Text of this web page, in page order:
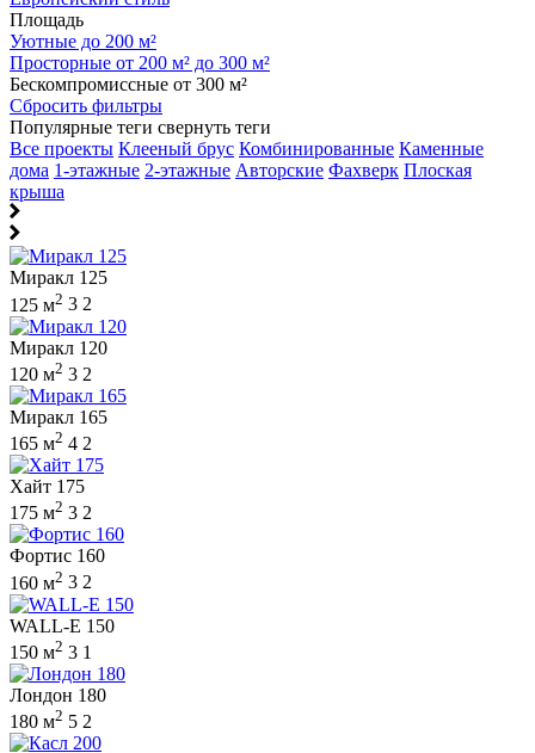
Площадь
Уютные до 200 м²
Просторные от 200 м² до 300 м²
Бескомпромиссные от 300 м²
Сбросить фильтры
Популярные теги свернуть теги
Все проекты Клееный брус Комбинированные Каменные
дома 1-этажные 2-этажные Авторские Фахверк Плоская
крыша
Миракл 125
125 м2 3 2
Миракл 120
120 м2 3 2
Миракл 165
165 м2 4 2
Хайт 175
175 м2 3 2
Фортис 160
160 м2 3 2
WALL-E 150
150 м2 3 1
Лондон 180
180 м2 5 2